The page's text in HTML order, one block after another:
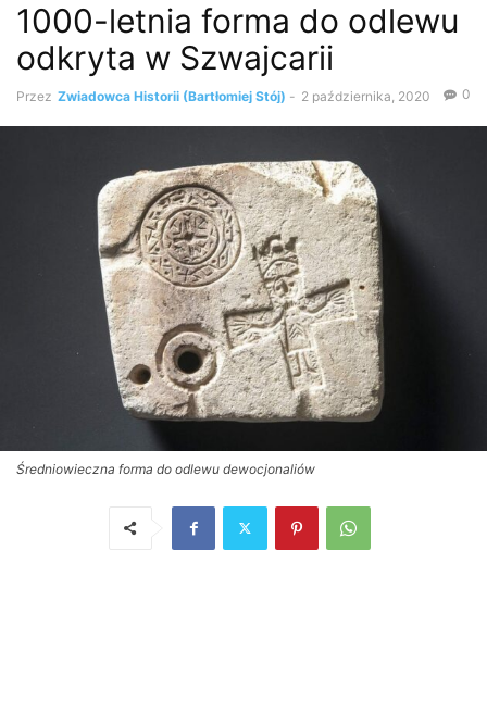
1000-letnia forma do odlewu
odkryta w Szwajcarii
Przez Zwiadowca Historii (Bartłomiej Stój) - 2 października, 2020 0
Średniowieczna forma do odlewu dewocjonaliów